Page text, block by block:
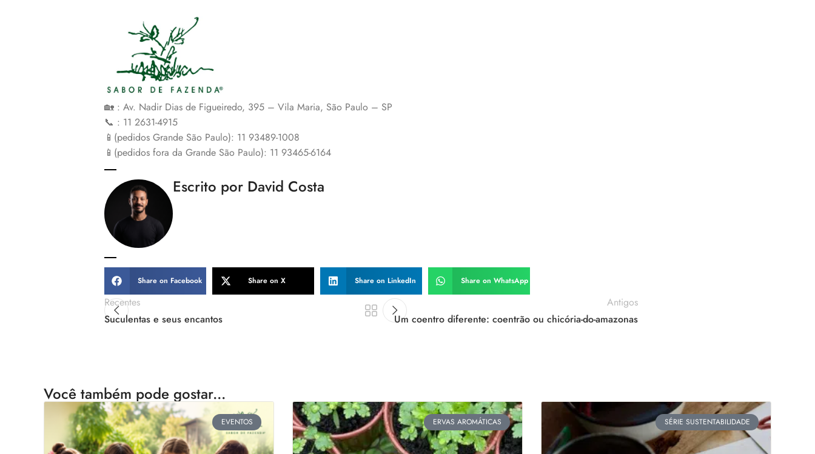
🏡 : Av. Nadir Dias de Figueiredo, 395 – Vila Maria, São Paulo – SP
📞 : 11 2631-4915
📱(pedidos Grande São Paulo): 11 93489-1008
📱(pedidos fora da Grande São Paulo): 11 93465-6164
Escrito por David Costa
Share on Facebook Share on X Share on LinkedIn Share on WhatsApp
Recentes
Suculentas e seus encantos
Antigos
Um coentro diferente: coentrão ou chicória-do-amazonas
Você também pode gostar...
EVENTOS ERVAS AROMÁTICAS SÉRIE SUSTENTABILIDADE